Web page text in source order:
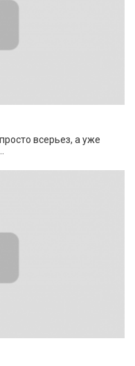
всерьез, а уже